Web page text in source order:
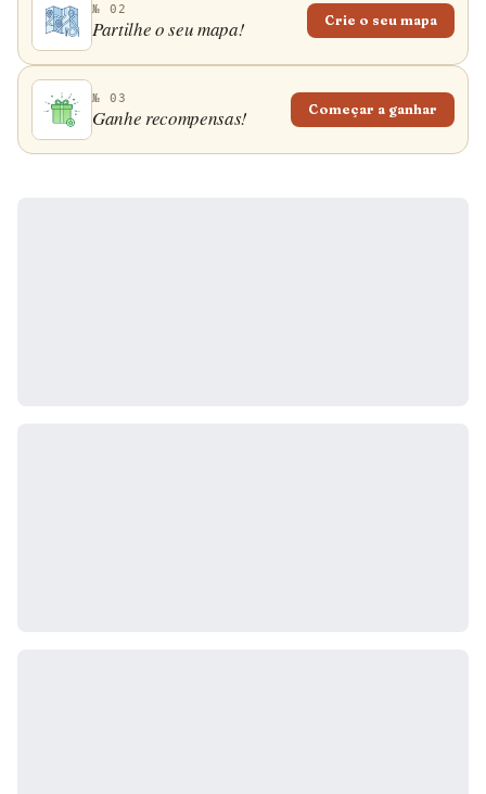
№ 02
Partilhe o seu mapa! Crie o seu mapa
№ 03
Ganhe recompensas! Começar a ganhar